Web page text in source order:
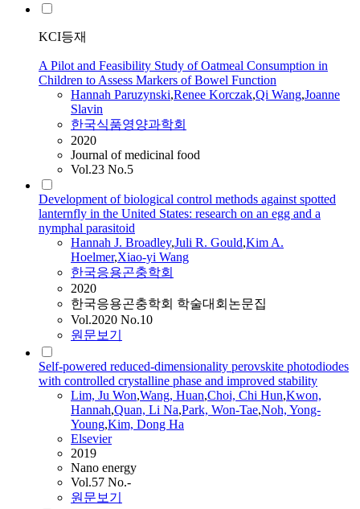
KCI등재
A Pilot and Feasibility Study of Oatmeal Consumption in
Children to Assess Markers of Bowel Function
Hannah Paruzynski,Renee Korczak,Qi Wang,Joanne
Slavin
한국식품영양과학회
2020
Journal of medicinal food
Vol.23 No.5
Development of biological control methods against spotted
lanternfly in the United States: research on an egg and a
nymphal parasitoid
Hannah J. Broadley,Juli R. Gould,Kim A.
Hoelmer,Xiao-yi Wang
한국응용곤충학회
2020
한국응용곤충학회 학술대회논문집
Vol.2020 No.10
원문보기
Self-powered reduced-dimensionality perovskite photodiodes
with controlled crystalline phase and improved stability
Lim, Ju Won,Wang, Huan,Choi, Chi Hun,Kwon,
Hannah,Quan, Li Na,Park, Won-Tae,Noh, Yong-
Young,Kim, Dong Ha
Elsevier
2019
Nano energy
Vol.57 No.-
원문보기